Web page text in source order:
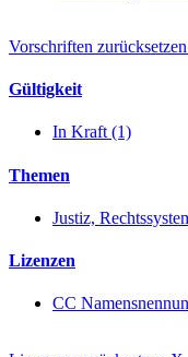
Vorschriften zurücksetzen
Gültigkeit
In Kraft (1)
Themen
Justiz,
Lizenzen
CC